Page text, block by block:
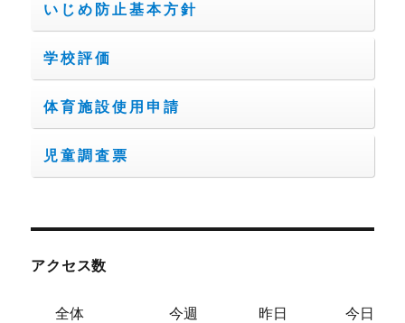
いじめ防止基本方針
学校評価
体育施設使用申請
児童調査票
アクセス数
全体 今週 昨日 今日